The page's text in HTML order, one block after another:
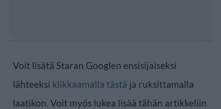
Voit lisätä Staran Googlen ensisijaiseksi
lähteeksi klikkaamalla tästä ja ruksittamalla
laatikon. Voit myös lukea lisää tähän artikkeliin